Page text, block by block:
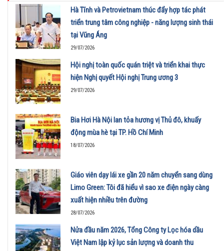
Hà Tĩnh và Petrovietnam thúc đẩy hợp tác phát
triển trung tâm công nghiệp - năng lượng sinh thái
tại Vũng Áng
29/07/2026
Hội nghị toàn quốc quán triệt và triển khai thực
hiện Nghị quyết Hội nghị Trung ương 3
29/07/2026
Bia Hơi Hà Nội lan tỏa hương vị Thủ đô, khuấy
động mùa hè tại TP. Hồ Chí Minh
18/07/2026
Giáo viên dạy lái xe gần 20 năm chuyển sang dùng
Limo Green: Tôi đã hiểu vì sao xe điện ngày càng
xuất hiện nhiều trên đường
28/07/2026
Nửa đầu năm 2026, Tổng Công ty Lọc hóa dầu
Việt Nam lập kỷ lục sản lượng và doanh thu